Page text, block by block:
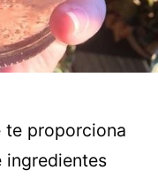
te proporciona
ingredientes